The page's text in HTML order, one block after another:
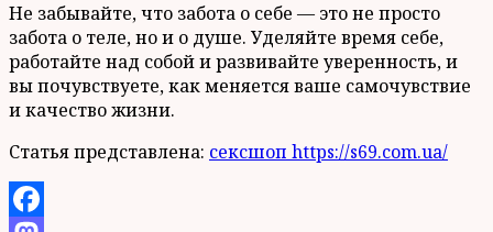
Не забывайте, что забота о себе — это не просто
забота о теле, но и о душе. Уделяйте время себе,
работайте над собой и развивайте уверенность, и
вы почувствуете, как меняется ваше самочувствие
и качество жизни.
Статья представлена: сексшоп https://s69.com.ua/